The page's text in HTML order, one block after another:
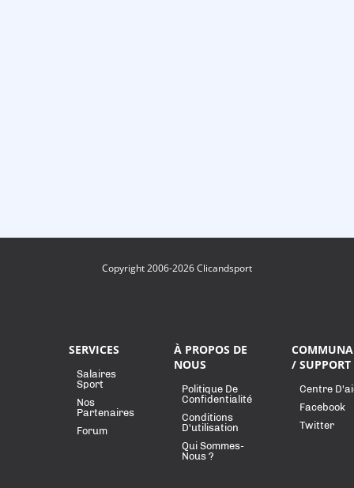
Copyright 2006-2026 Clicandsport
SERVICES
Salaires
Sport
Nos
Partenaires
Forum
À PROPOS DE
NOUS
Politique De
Confidentialité
Conditions
D'utilisation
Qui Sommes-
Nous ?
/ SUPPORT
Centre
Facebook
Twitter